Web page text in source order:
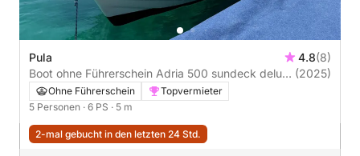
Pula 4.8(8)
Boot ohne Führerschein Adria 500 sundeck deluxe
6PS
(2025)
Ohne Führerschein
Topvermieter
5 Personen · 6 PS · 5 m
2-mal gebucht in den letzten 24 Std.